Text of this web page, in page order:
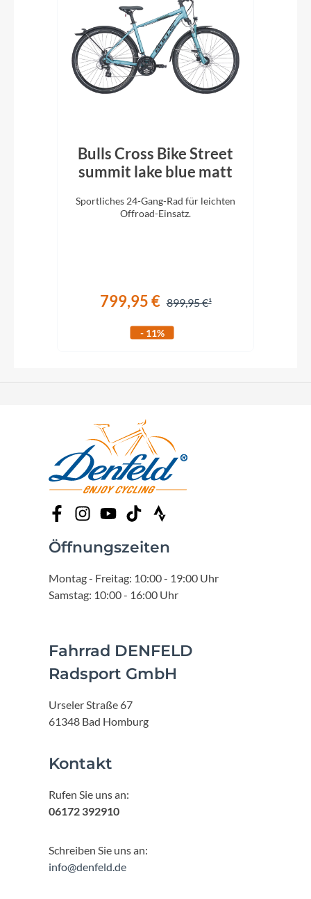
Bulls Cross Bike Street
summit lake blue matt
Sportliches 24-Gang-Rad für leichten
Offroad-Einsatz.
799,95 € 899,95 €
- 11%
Öffnungszeiten
Montag - Freitag: 10:00 - 19:00 Uhr
Samstag: 10:00 - 16:00 Uhr
Fahrrad DENFELD
Radsport GmbH
Urseler Straße 67
61348 Bad Homburg
Kontakt
Rufen Sie uns an:
06172 392910
Schreiben Sie uns an:
info@denfeld.de